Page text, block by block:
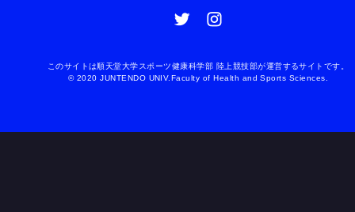
このサイトは順天堂大学スポーツ健康科学部 陸上競技部が運営するサイトです。
© 2020 JUNTENDO UNIV.Faculty of Health and Sports Sciences.